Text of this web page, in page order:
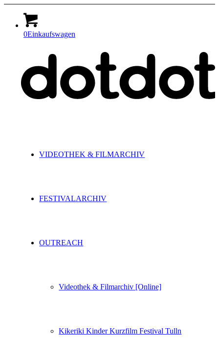
0Einkaufswagen
VIDEOTHEK & FILMARCHIV
FESTIVALARCHIV
OUTREACH
Videothek & Filmarchiv [Online]
Kikeriki Kinder Kurzfilm Festival Tulln